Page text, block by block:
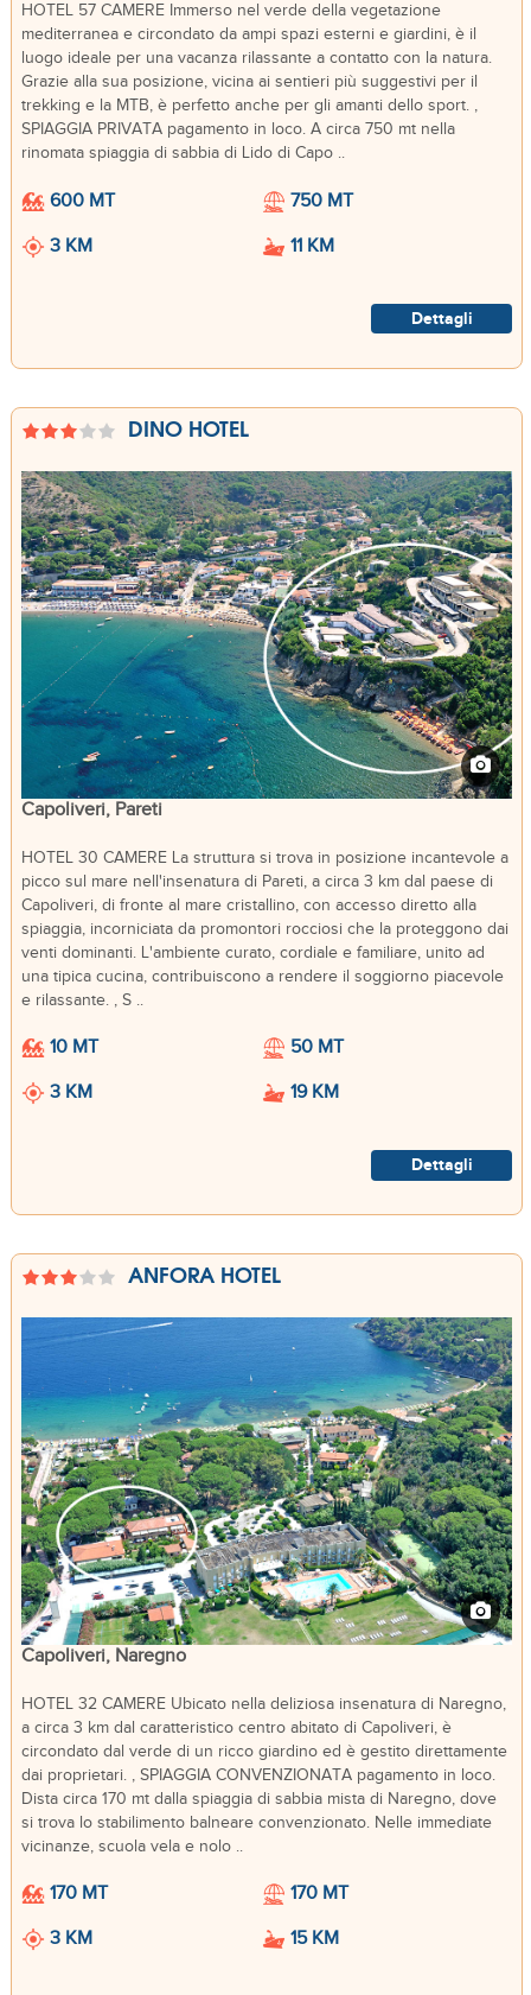
HOTEL 57 CAMERE Immerso nel verde della vegetazione
mediterranea e circondato da ampi spazi esterni e giardini, è il
luogo ideale per una vacanza rilassante a contatto con la natura.
Grazie alla sua posizione, vicina ai sentieri più suggestivi per il
trekking e la MTB, è perfetto anche per gli amanti dello sport. ,
SPIAGGIA PRIVATA pagamento in loco. A circa 750 mt nella
rinomata spiaggia di sabbia di Lido di Capo ..
600 MT
750 MT
3 KM
11 KM
Dettagli
DINO HOTEL
Capoliveri, Pareti
HOTEL 30 CAMERE La struttura si trova in posizione incantevole a
picco sul mare nell'insenatura di Pareti, a circa 3 km dal paese di
Capoliveri, di fronte al mare cristallino, con accesso diretto alla
spiaggia, incorniciata da promontori rocciosi che la proteggono dai
venti dominanti. L'ambiente curato, cordiale e familiare, unito ad
una tipica cucina, contribuiscono a rendere il soggiorno piacevole
e rilassante. , S ..
10 MT
50 MT
3 KM
19 KM
Dettagli
ANFORA HOTEL
Capoliveri, Naregno
HOTEL 32 CAMERE Ubicato nella deliziosa insenatura di Naregno,
a circa 3 km dal caratteristico centro abitato di Capoliveri, è
circondato dal verde di un ricco giardino ed è gestito direttamente
dai proprietari. , SPIAGGIA CONVENZIONATA pagamento in loco.
Dista circa 170 mt dalla spiaggia di sabbia mista di Naregno, dove
si trova lo stabilimento balneare convenzionato. Nelle immediate
vicinanze, scuola vela e nolo ..
170 MT
170 MT
3 KM
15 KM